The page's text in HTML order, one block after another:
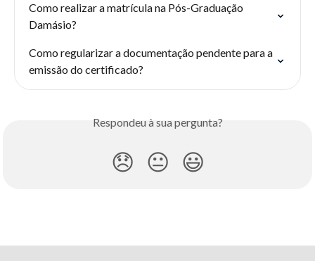
Como realizar a matrícula na Pós-Graduação
Damásio?
Como regularizar a documentação pendente para a
emissão do certificado?
Respondeu à sua pergunta?
😞 😐 😃